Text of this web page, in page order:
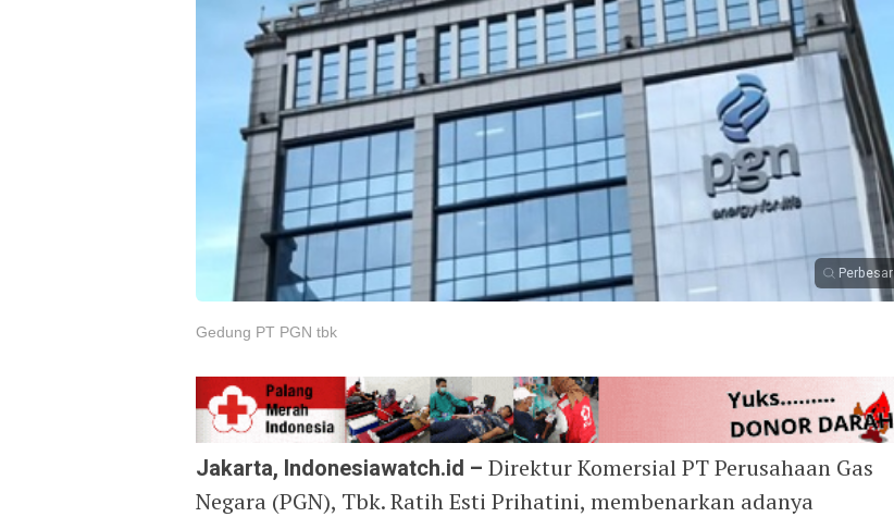
Perbesar
Gedung PT PGN tbk
Jakarta, Indonesiawatch.id – Direktur Komersial PT Perusahaan Gas
Negara (PGN), Tbk. Ratih Esti Prihatini, membenarkan adanya